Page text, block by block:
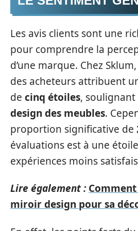
Les avis clients sont une
pour comprendre la
d’une marque. Chez
des acheteurs attribuent
de cinq étoiles, soulignant
design des meubles.
proportion significative de
évaluations est à une
expériences moins
Lire également :
miroir design pour sa